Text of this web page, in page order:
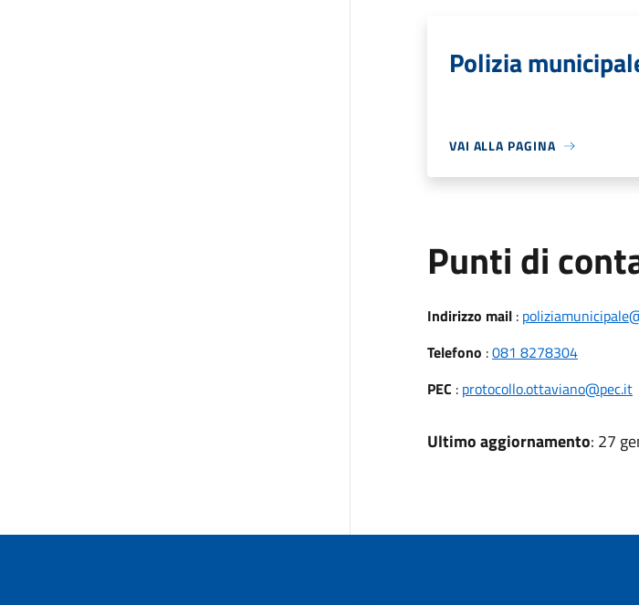
Polizia
VAI ALLA PAGINA
Punti di
Indirizzo mail:
Telefono :081 8278304
PEC : protocollo.ottaviano@pec.it
Ultimo aggiornamento: 27